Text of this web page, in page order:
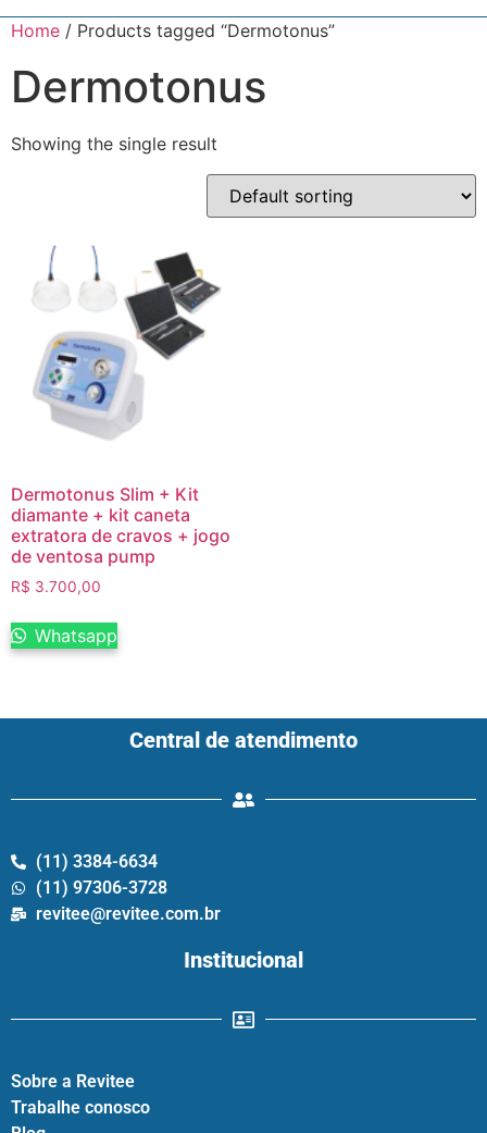
Home / Products tagged “Dermotonus”
Dermotonus
Showing the single result
Dermotonus Slim + Kit
diamante + kit caneta
extratora de cravos + jogo
de ventosa pump
R$ 3.700,00
Whatsapp
Central de atendimento
(11) 3384-6634
(11) 97306-3728
revitee@revitee.com.br
Institucional
Sobre a Revitee
Trabalhe conosco